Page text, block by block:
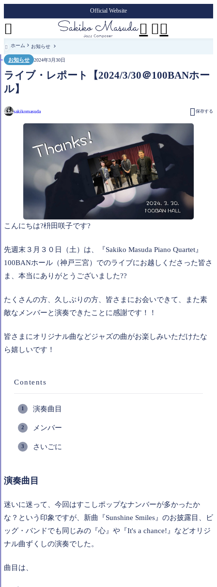
Official Website
 

 ホーム お知らせ
お知らせ 2024年3月30日
ライブ・レポート【2024/3/30＠100BANホー
ル】
sakikomasuda  保存する
こんにちは?枡田咲子です?
先週末３月３０日（土）は、『Sakiko Masuda Piano Quartet』
100BANホール（神戸三宮）でのライブにお越しくださった皆さ
ま、本当にありがとうございました??
たくさんの方、久しぶりの方、皆さまにお会いできて、また素
敵なメンバーと演奏できたことに感謝です！！
皆さまにオリジナル曲などジャズの曲がお楽しみいただけたな
ら嬉しいです！
Contents
演奏曲目
メンバー
さいごに
演奏曲目
迷いに迷って、今回はすこしポップなナンバーが多かったか
な？という印象ですが、新曲『Sunshine Smiles』のお披露目、ビ
ッグ・バンドでも同じみの『心』や『It's a chance!』などオリジ
ナル曲ずくしの演奏でした。
曲目は、